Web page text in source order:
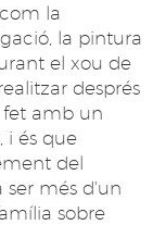
la
la pintura
el xou de
després
fet amb un
i és que
del
ser més d'un
sobre